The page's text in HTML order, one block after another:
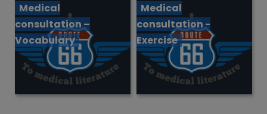
Medical
consultation –
Vocabulary
Medical
consultation -
Exercise